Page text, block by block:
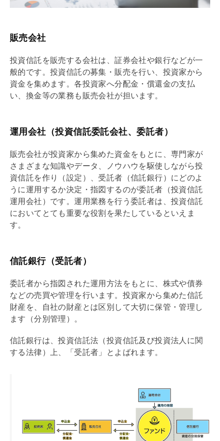
販売会社
投資信託を販売する会社は、証券会社や銀行などが一
般的です。投資信託の募集・販売を行い、投資家から
資金を集めます。各投資家へ分配金・償還金の支払
い、換金等の業務も販売会社が担います。
運用会社（投資信託委託会社、委託者）
販売会社が投資家から集めた資金をもとに、専門家が
さまざまな知識やデータ、ノウハウを駆使しながら投
資信託を作り（設定）、受託者（信託銀行）にどのよ
うに運用するか決定・指図するのが委託者（投資信託
運用会社）です。運用業務を行う委託者は、投資信託
においてとても重要な役割を果たしているといえま
す。
信託銀行（受託者）
委託者から指図された運用方法をもとに、株式や債券
などの売買や管理を行います。投資家から集めた信託
財産を、自社の財産とは区別して大切に保管・管理し
ます（分別管理）。
信託銀行は、投資信託法（投資信託及び投資法人に関
する法律）上、「受託者」とよばれます。